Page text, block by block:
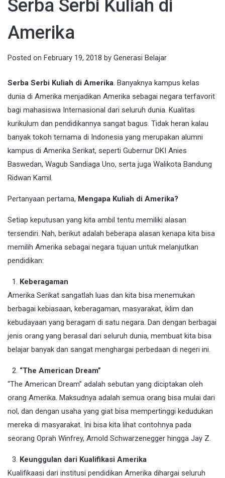
Serba Serbi Kuliah di
Amerika
Posted on February 19, 2018 by Generasi Belajar
Serba Serbi Kuliah di Amerika. Banyaknya kampus kelas
dunia di Amerika menjadikan Amerika sebagai negara terfavorit
bagi mahasiswa Internasional dari seluruh dunia. Kualitas
kurikulum dan pendidikannya sangat bagus. Tidak heran kalau
banyak tokoh ternama di Indonesia yang merupakan alumni
kampus di Amerika Serikat, seperti Gubernur DKI Anies
Baswedan, Wagub Sandiaga Uno, serta juga Walikota Bandung
Ridwan Kamil.
Pertanyaan pertama, Mengapa Kuliah di Amerika?
Setiap keputusan yang kita ambil tentu memiliki alasan
tersendiri. Nah, berikut adalah beberapa alasan kenapa kita bisa
memilih Amerika sebagai negara tujuan untuk melanjutkan
pendidikan:
Keberagaman
Amerika Serikat sangatlah luas dan kita bisa menemukan
berbagai kebiasaan, keberagaman, masyarakat, iklim dan
kebudayaan yang beragam di satu negara. Dan dengan berbagai
jenis orang yang berasal dari seluruh dunia, membuat kita bisa
belajar banyak dan sangat menghargai perbedaan di negeri ini.
“The American Dream”
“The American Dream” adalah sebutan yang diciptakan oleh
orang Amerika. Maksudnya adalah semua orang bisa mulai dari
nol, dan dengan usaha yang giat bisa mempertinggi kedudukan
mereka di masyarakat. Ini bisa kita lihat contohnya pada
seorang Oprah Winfrey, Arnold Schwarzenegger hingga Jay Z.
Keunggulan dari Kualifikasi Amerika
Kualifikaasi dari institusi pendidikan Amerika dihargai seluruh